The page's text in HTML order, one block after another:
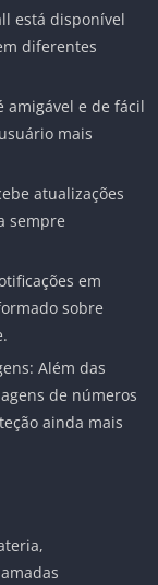
está disponível
diferentes
amigável e de fácil
mais
atualizações
sempre
em
sobre
Além das
de números
ainda mais